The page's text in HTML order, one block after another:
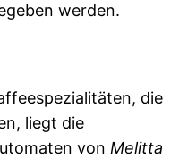
werden.
die
liegt die
von Melitta